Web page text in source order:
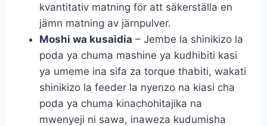
kvantitativ matning för att säkerställa en
jämn matning av järnpulver.
Moshi wa kusaidia – Jembe la shinikizo la
poda ya chuma mashine ya kudhibiti kasi
ya umeme ina sifa za torque thabiti, wakati
shinikizo la feeder la nyenzo na kiasi cha
poda ya chuma kinachohitajika na
mwenyeji ni sawa, inaweza kudumisha